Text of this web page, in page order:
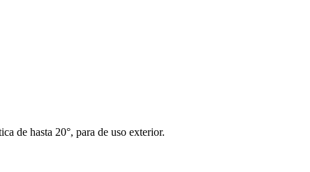
de hasta 20°, para de uso exterior.